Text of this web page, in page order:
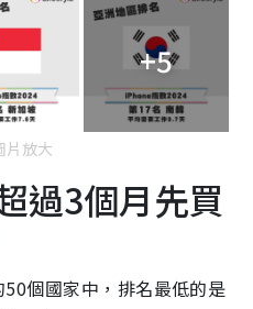
+5
片放大
過3個月先買
個國家中，排名最低的是